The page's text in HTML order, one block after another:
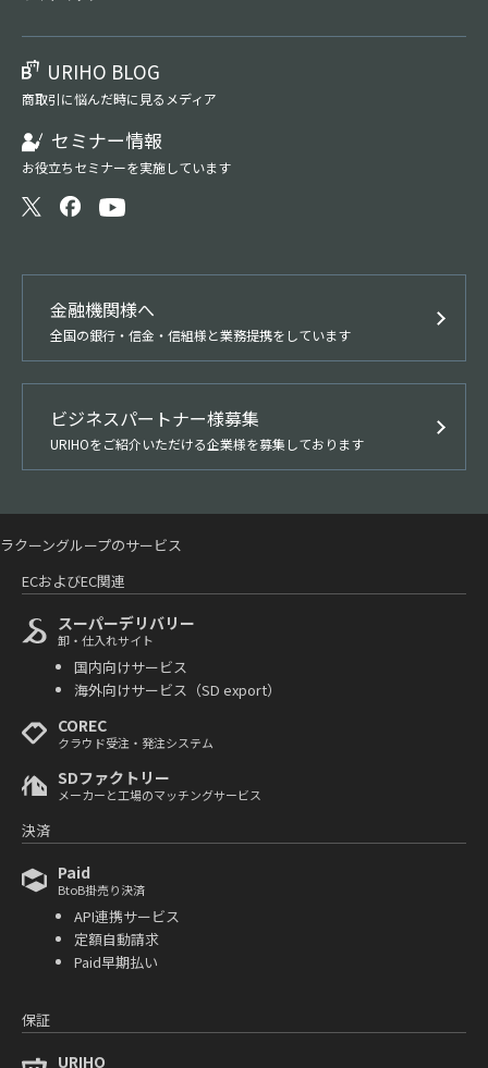
URIHO BLOG
商取引に悩んだ時に見るメディア
セミナー情報
お役立ちセミナーを実施しています
金融機関様へ
全国の銀行・信金・信組様と業務提携をしています
ビジネスパートナー様募集
URIHOをご紹介いただける企業様を募集しております
ラクーングループのサービス
ECおよびEC関連
スーパーデリバリー
卸・仕入れサイト
国内向けサービス
海外向けサービス（SD export）
COREC
クラウド受注・発注システム
SDファクトリー
メーカーと工場のマッチングサービス
決済
Paid
BtoB掛売り決済
API連携サービス
定額自動請求
Paid早期払い
保証
URIHO